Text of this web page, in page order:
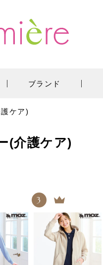
ブランド
ケア)
(介護ケア)
3